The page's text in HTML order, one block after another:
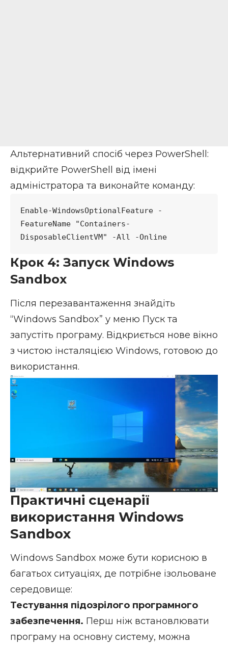
Альтернативний спосіб через PowerShell:
відкрийте PowerShell від імені
адміністратора та виконайте команду:
Enable-WindowsOptionalFeature -
FeatureName "Containers-
DisposableClientVM" -All -Online
Крок 4: Запуск Windows
Sandbox
Після перезавантаження знайдіть
“Windows Sandbox” у меню Пуск та
запустіть програму. Відкриється нове вікно
з чистою інсталяцією Windows, готовою до
використання.
Практичні сценарії
використання Windows
Sandbox
Windows Sandbox може бути корисною в
багатьох ситуаціях, де потрібне ізольоване
середовище:
Тестування підозрілого програмного
забезпечення. Перш ніж встановлювати
програму на основну систему, можна